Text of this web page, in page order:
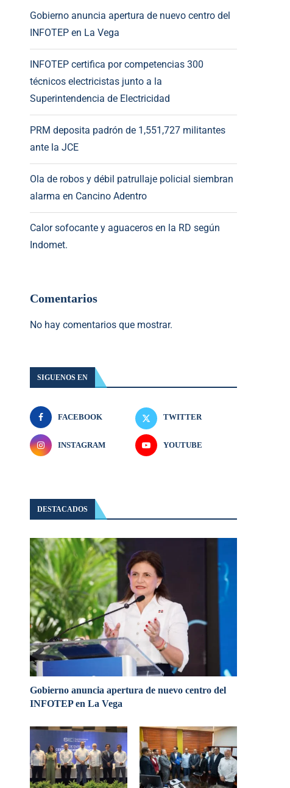
Gobierno anuncia apertura de nuevo centro del
INFOTEP en La Vega
INFOTEP certifica por competencias 300
técnicos electricistas junto a la
Superintendencia de Electricidad
PRM deposita padrón de 1,551,727 militantes
ante la JCE
Ola de robos y débil patrullaje policial siembran
alarma en Cancino Adentro
Calor sofocante y aguaceros en la RD según
Indomet.
Comentarios
No hay comentarios que mostrar.
SIGUENOS EN
FACEBOOK TWITTER
INSTAGRAM YOUTUBE
DESTACADOS
Gobierno anuncia apertura de nuevo centro del
INFOTEP en La Vega